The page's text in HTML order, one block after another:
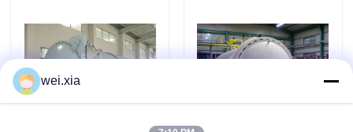
Tin tức
Các vụ án
wei.xia